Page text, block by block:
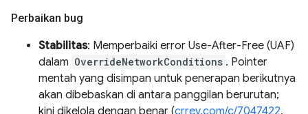
Perbaikan bug
Stabilitas: Memperbaiki error Use-After-Free (UAF)
dalam OverrideNetworkConditions . Pointer
mentah yang disimpan untuk penerapan berikutnya
akan dibebaskan di antara panggilan berurutan;
kini dikelola dengan benar (crrev.com/c/7047422,